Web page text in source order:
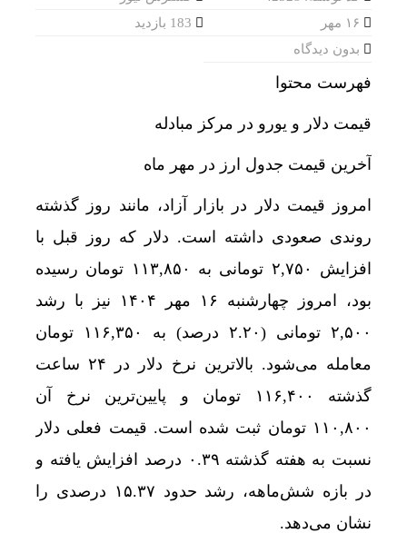
بدون دیدگاه
فهرست محتوا
قیمت دلار و یورو در مرکز مبادله
آخرین قیمت جدول ارز در مهر ماه
امروز قیمت دلار در بازار آزاد، مانند روز گذشته
روندی صعودی داشته است. دلار که روز قبل با
افزایش ۲,۷۵۰ تومانی به ۱۱۳,۸۵۰ تومان رسیده
بود، امروز چهارشنبه ۱۶ مهر ۱۴۰۴ نیز با رشد
۲,۵۰۰ تومانی (۲.۲۰ درصد) به ۱۱۶,۳۵۰ تومان
معامله می‌شود. بالاترین نرخ دلار در ۲۴ ساعت
گذشته ۱۱۶,۴۰۰ تومان و پایین‌ترین نرخ آن
۱۱۰,۸۰۰ تومان ثبت شده است. قیمت فعلی دلار
نسبت به هفته گذشته ۰.۳۹ درصد افزایش یافته و
در بازه شش‌ماهه، رشد حدود ۱۵.۳۷ درصدی را
نشان می‌دهد.